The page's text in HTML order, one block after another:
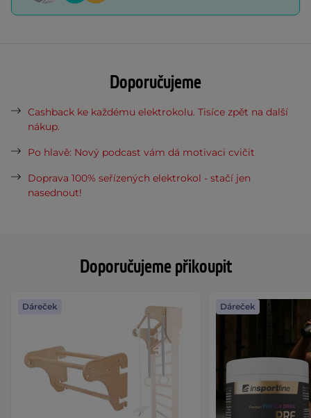
Doporučujeme přikoupit
Dáreček Dáreček
Doporučujeme
Cashback ke každému elektrokolu. Tisíce zpět na další
nákup.
Po hlavě: Nový podcast vám dá motivaci cvičit
Doprava 100% seřízených elektrokol - stačí jen
nasednout!